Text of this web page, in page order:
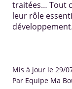
traitées… Tout
leur rôle
développement.
Mis à jour le 29/
Par Equipe Ma